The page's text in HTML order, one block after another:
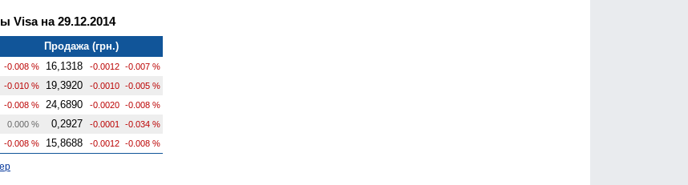
Visa на 29.12.2014
Продажа (грн.)
-0.008 % 16,1318 -0.0012 -0.007 %
-0.010 % 19,3920 -0.0010 -0.005 %
-0.008 % 24,6890 -0.0020 -0.008 %
0.000 % 0,2927 -0.0001 -0.034 %
-0.008 % 15,8688 -0.0012 -0.008 %